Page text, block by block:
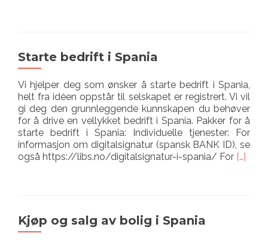
mellom
Norge
Spania
Starte bedrift i Spania
Vi hjelper deg som ønsker å starte bedrift i Spania,
helt fra idéen oppstår til selskapet er registrert. Vi vil
gi deg den grunnleggende kunnskapen du behøver
for å drive en vellykket bedrift i Spania. Pakker for å
starte bedrift i Spania: Individuelle tjenester: For
informasjon om digitalsignatur (spansk BANK ID), se
også https://libs.no/digitalsignatur-i-spania/ For Les
[…]
Kjøp og salg av bolig i Spania